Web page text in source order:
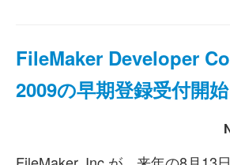
FileMaker Developer
2009の早期登録受付開始